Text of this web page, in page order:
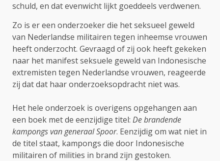
schuld, en dat evenwicht lijkt goeddeels verdwenen.
Zo is er een onderzoeker die het seksueel geweld
van Nederlandse militairen tegen inheemse vrouwen
heeft onderzocht. Gevraagd of zij ook heeft gekeken
naar het manifest seksuele geweld van Indonesische
extremisten tegen Nederlandse vrouwen, reageerde
zij dat dat haar onderzoeksopdracht niet was.
Het hele onderzoek is overigens opgehangen aan
een boek met de eenzijdige titel: De brandende
kampongs van generaal Spoor. Eenzijdig om wat niet in
de titel staat, kampongs die door Indonesische
militairen of milities in brand zijn gestoken.